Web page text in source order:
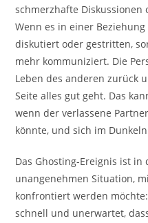
schmerzhafte
Wenn es in einer
diskutiert oder gestritten,
mehr kommuniziert. Die
Leben des anderen zurück
Seite alles gut geht. Das
wenn der verlassene
könnte, und sich im
Das Ghosting-Ereignis ist
unangenehmen Situation,
konfrontiert werden
schnell und unerwartet,